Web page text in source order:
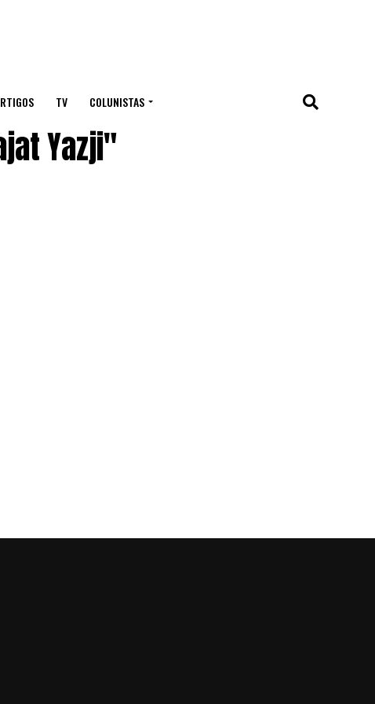
TV COLUNISTAS
Yazji"